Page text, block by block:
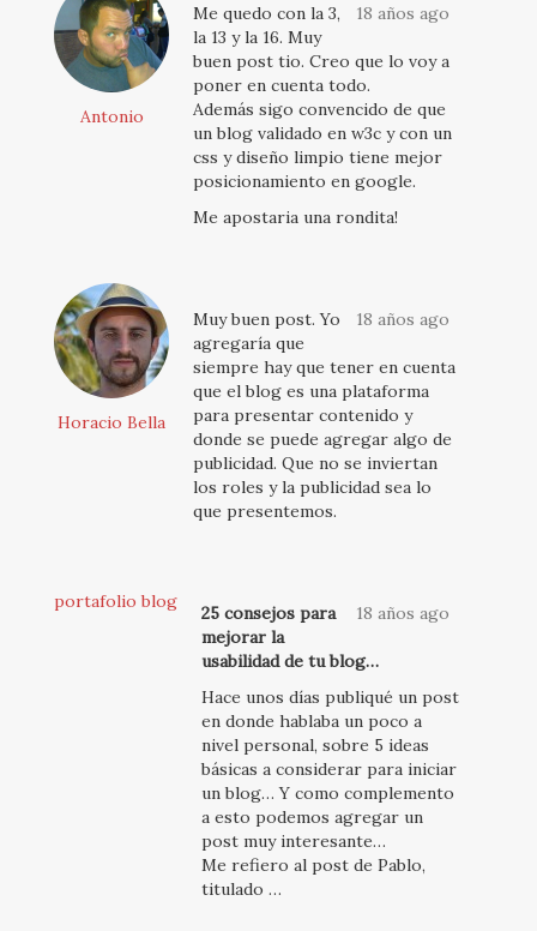
Antonio
18 años ago
Me quedo con la 3,
la 13 y la 16. Muy
buen post tio. Creo que lo voy a
poner en cuenta todo.
Además sigo convencido de que
un blog validado en w3c y con un
css y diseño limpio tiene mejor
posicionamiento en google.
Me apostaria una rondita!
Horacio Bella
18 años ago
Muy buen post. Yo
agregaría que
siempre hay que tener en cuenta
que el blog es una plataforma
para presentar contenido y
donde se puede agregar algo de
publicidad. Que no se inviertan
los roles y la publicidad sea lo
que presentemos.
portafolio blog
18 años ago
25 consejos para
mejorar la
usabilidad de tu blog…
Hace unos días publiqué un post
en donde hablaba un poco a
nivel personal, sobre 5 ideas
básicas a considerar para iniciar
un blog… Y como complemento
a esto podemos agregar un
post muy interesante…
Me refiero al post de Pablo,
titulado …